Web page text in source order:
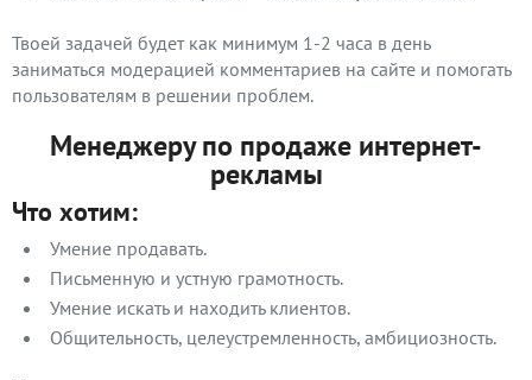
Твоей задачей будет как минимум 1-2 часа в день
заниматься модерацией комментариев на сайте и помогать
пользователям в решении проблем.
Менеджеру по продаже интернет-
рекламы
Что хотим:
Умение продавать.
Письменную и устную грамотность.
Умение искать и находить клиентов.
Общительность, целеустремленность, амбициозность.